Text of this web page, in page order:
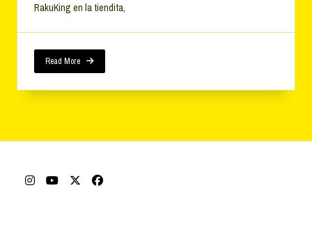
RakuKing en la tiendita,
Read More